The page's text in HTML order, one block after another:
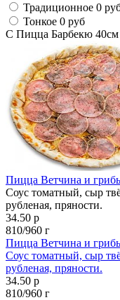
Традиционное 0
Тонкое 0 руб
С Пицца Барбекю 40см
Пицца Ветчина и
Соус томатный, сыр
рубленая, пряности.
34.50 р
810/960 г
Пицца Ветчина и
Соус томатный, сыр
рубленая, пряности.
34.50 р
810/960 г